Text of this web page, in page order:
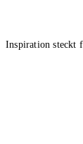
Inspiration steckt